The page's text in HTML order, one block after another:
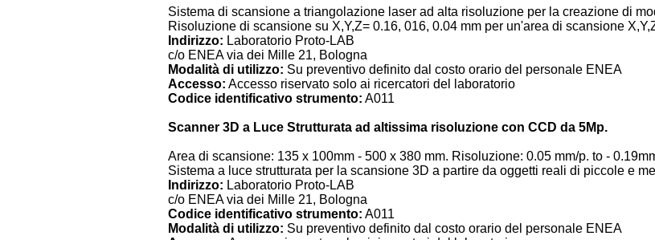
Sistema di scansione a triangolazione laser ad alta risoluzione per la creazione di
Risoluzione di scansione su X,Y,Z= 0.16, 016, 0.04 mm per un'area di scansione
Indirizzo: Laboratorio Proto-LAB
c/o ENEA via dei Mille 21, Bologna
Modalità di utilizzo: Su preventivo definito dal costo orario del personale ENEA
Accesso: Accesso riservato solo ai ricercatori del laboratorio
Codice identificativo strumento: A011
Scanner 3D a Luce Strutturata ad altissima risoluzione con CCD da 5Mp.
Area di scansione: 135 x 100mm - 500 x 380 mm. Risoluzione: 0.05 mm/p. to -
Sistema a luce strutturata per la scansione 3D a partire da oggetti reali di piccole e
Indirizzo: Laboratorio Proto-LAB
c/o ENEA via dei Mille 21, Bologna
Codice identificativo strumento: A011
Modalità di utilizzo: Su preventivo definito dal costo orario del personale ENEA